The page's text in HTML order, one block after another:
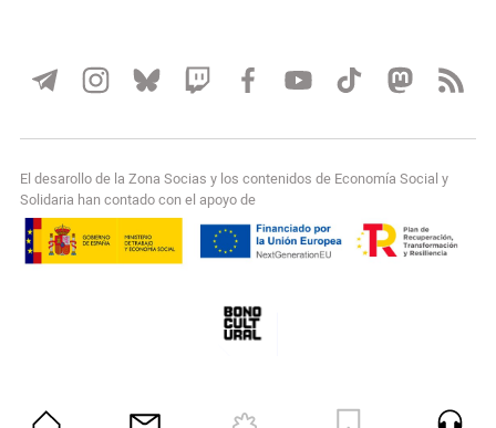
El desarollo de la Zona Socias y los contenidos de Economía Social y
Solidaria han contado con el apoyo de